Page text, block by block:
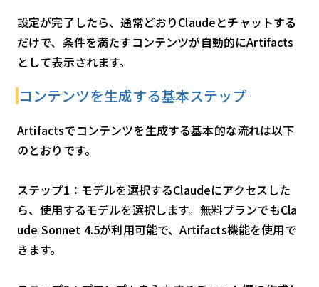
設定が完了したら、通常どおりClaudeとチャットする
だけで、条件を満たすコンテンツが自動的にArtifacts
として表示されます。
コンテンツを生成する基本ステップ
Artifactsでコンテンツを生成する基本的な流れは以下
のとおりです。
ステップ1：モデルを選択するClaudeにアクセスした
ら、使用するモデルを選択します。無料プランでもCla
ude Sonnet 4.5が利用可能で、Artifacts機能を使用で
きます。